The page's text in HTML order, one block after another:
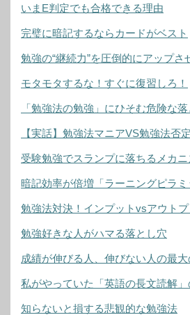
いまE判定でも合格できる理由
完璧に暗記するならカードがベスト
勉強の“継続力”を圧倒的にアップさ
モタモタするな！すぐに復習しろ！
「勉強法の勉強」にひそむ危険な
【実話】勉強法マニアVS勉強法否
受験勉強でスランプに落ちるメカニ
暗記効率が倍増「ラーニングピラミ
勉強法対決！インプットvsアウトプ
勉強好きな人がハマる落とし穴
成績が伸びる人、伸びない人の最大
私がやっていた「英語の長文読解
知らないと損する悲観的な勉強法